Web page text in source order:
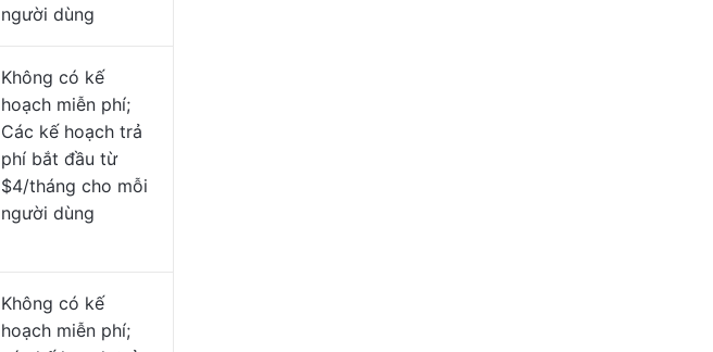
người dùng
Không có kế
hoạch miễn phí;
Các kế hoạch trả
phí bắt đầu từ
$4/tháng cho mỗi
người dùng
Không có kế
hoạch miễn phí;